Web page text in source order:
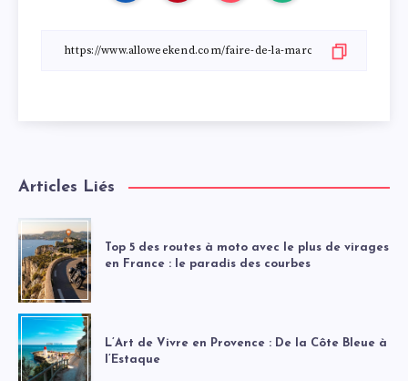
Articles Liés
Top 5 des routes à moto avec le plus de virages
en France : le paradis des courbes
L’Art de Vivre en Provence : De la Côte Bleue à
l’Estaque